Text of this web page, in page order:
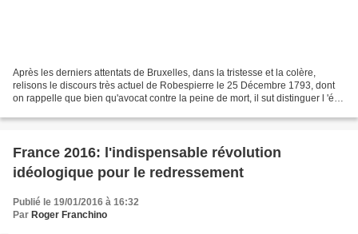
Après les derniers attentats de Bruxelles, dans la tristesse et la colère,
relisons le discours très actuel de Robespierre le 25 Décembre 1793, dont
on rappelle que bien qu'avocat contre la peine de mort, il sut distinguer l 'état
France 2016: l'indispensable révolution
idéologique pour le redressement
Publié le 19/01/2016 à 16:32
Par Roger Franchino